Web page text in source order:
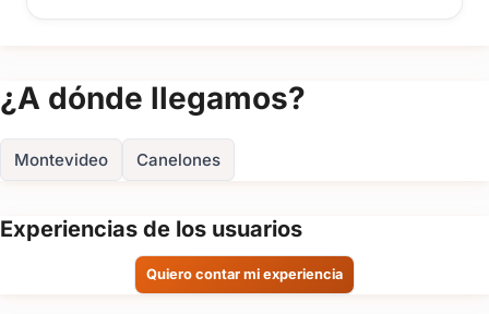
¿A dónde llegamos?
Montevideo Canelones
Experiencias de los usuarios
Quiero contar mi experiencia
Detalle